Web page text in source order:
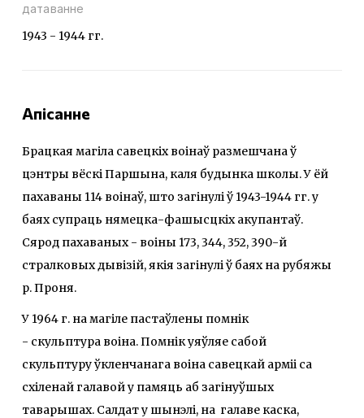
датаванне
1943 - 1944 гг.
Апісанне
Брацкая магіла савецкіх воінаў размешчана ў
цэнтры вёскі Паршына, каля будынка школы. У ёй
пахаваны 114 воінаў, што загінулі ў 1943-1944 гг. у
баях супраць нямецка-фашысцкіх акупантаў.
Сярод пахаваных - воіны 173, 344, 352, 390-й
стралковых дывізій, якія загінулі ў баях на рубяжы
р. Проня.
У 1964 г. на магіле пастаўлены помнік
- скульптура воіна. Помнік уяўляе сабой
скульптуру ўкленчанага воіна савецкай арміі са
схіленай галавой у памяць аб загінуўшых
таварышах. Салдат у шынэлі, на галаве каска,